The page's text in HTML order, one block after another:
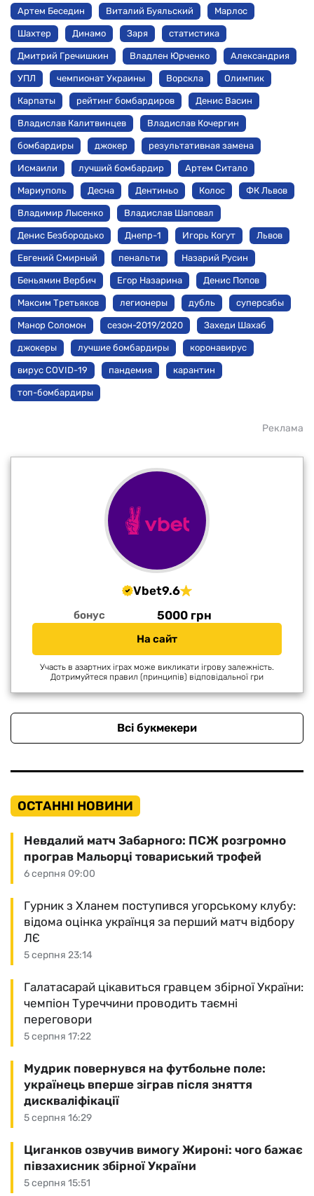
Артем Беседин Виталий Буяльский Марлос
Шахтер Динамо Заря статистика
Дмитрий Гречишкин Владлен Юрченко Александрия
УПЛ чемпионат Украины Ворскла Олимпик
Карпаты рейтинг бомбардиров Денис Васин
Владислав Калитвинцев Владислав Кочергин
бомбардиры джокер результативная замена
Исмаили лучший бомбардир Артем Ситало
Мариуполь Десна Дентиньо Колос ФК Львов
Владимир Лысенко Владислав Шаповал
Денис Безбородько Днепр-1 Игорь Когут Львов
Евгений Смирный пенальти Назарий Русин
Беньямин Вербич Егор Назарина Денис Попов
Максим Третьяков легионеры дубль суперсабы
Манор Соломон сезон-2019/2020 Захеди Шахаб
джокеры лучшие бомбардиры коронавирус
вирус COVID-19 пандемия карантин
топ-бомбардиры
Реклама
Vbet9.6
бонус 5000 грн
На сайт
Участь в азартних іграх може викликати ігрову залежність.
Дотримуйтеся правил (принципів) відповідальної гри
Всі букмекери
ОСТАННІ НОВИНИ
6 серпня 09:00
Невдалий матч Забарного: ПСЖ розгромно
програв Мальорці товариський трофей
5 серпня 23:14
Гурник з Хланем поступився угорському клубу:
відома оцінка українця за перший матч відбору
ЛЄ
5 серпня 17:22
Галатасарай цікавиться гравцем збірної України:
чемпіон Туреччини проводить таємні
переговори
5 серпня 16:29
Мудрик повернувся на футбольне поле:
українець вперше зіграв після зняття
дискваліфікації
5 серпня 15:51
Циганков озвучив вимогу Жироні: чого бажає
півзахисник збірної України